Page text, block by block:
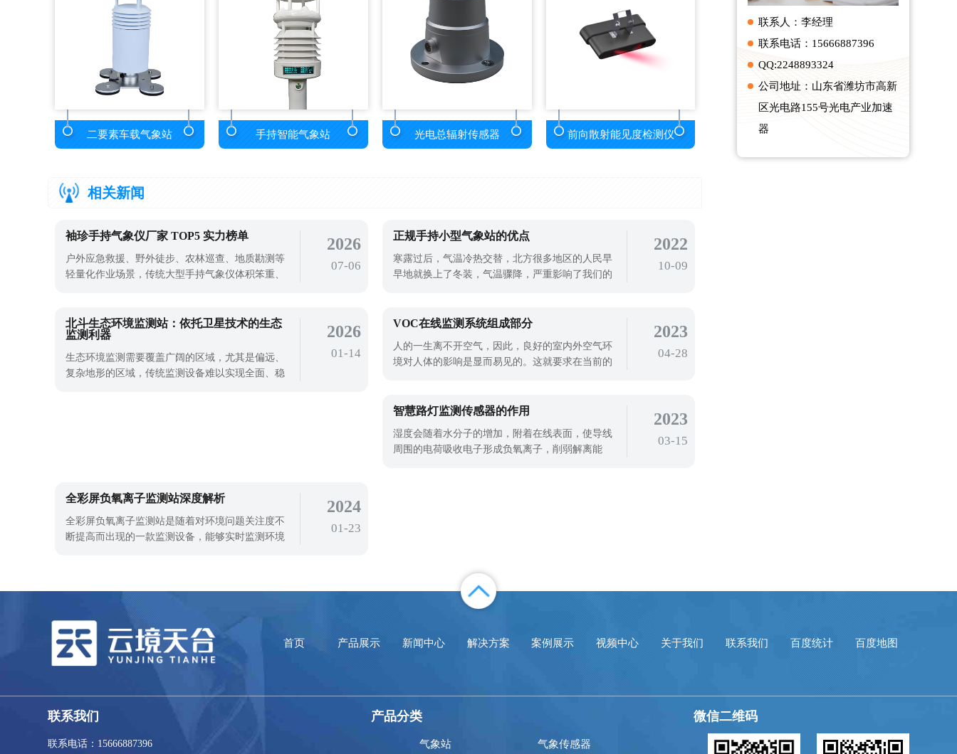
联系人：李经理
联系电话：15666887396
QQ:2248893324
公司地址：山东省潍坊市高新
区光电路155号光电产业加速
器
二要素车载气象站 手持智能气象站 光电总辐射传感器 前向散射能见度检测仪
相关新闻
袖珍手持气象仪厂家 TOP5 实力榜单
户外应急救援、野外徒步、农林巡查、地质勘测等
轻量化作业场景，传统大型手持气象仪体积笨重、
探测、定位、无线传输功能，是轻量化野外气象采
集主流设备。结合整机体积、探测精度、续航能
力、野外抗干扰性能，整理行业实力厂家 T
2026
07-06
正规手持小型气象站的优点
寒露过后，气温冷热交替，北方很多地区的人民早
早地就换上了冬装，气温骤降，严重影响了我们的
测就需要我们使用先进的设备仪器进行监测。正规
一款气象仪器。利用正规手持小型气象站
2022
10-09
北斗生态环境监测站：依托卫星技术的生态
监测利器
生态环境监测需要覆盖广阔的区域，尤其是偏远、
复杂地形的区域，传统监测设备难以实现全面、稳
2026
01-14
VOC在线监测系统组成部分
人的一生离不开空气，因此，良好的室内外空气环
境对人体的影响是显而易见的。这就要求在当前的
的发展和人民的整体素质也非常重要。对空气质量
有机物进行精准监测是治理大气污染的需要
2023
04-28
智慧路灯监测传感器的作用
湿度会随着水分子的增加，附着在线表面，使导线
周围的电荷吸收电子形成负氧离子，削弱解离能
2023
03-15
全彩屏负氧离子监测站深度解析
全彩屏负氧离子监测站是随着对环境问题关注度不
断提高而出现的一款监测设备，能够实时监测环境
负氧离子监测站作为新型的环境监测设备，整机采
用高集成模组化设计，标准化电器设计，可以
2024
01-23
首页 产品展示 新闻中心 解决方案 案例展示 视频中心 关于我们 联系我们 百度统计 百度地图
联系我们
联系电话：15666887396
产品分类
气象站 气象传感器
微信二维码